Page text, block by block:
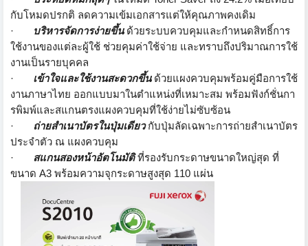
กับโหมดปรกติ ลดความเข้มเอกสารแต่ให้คุณภาพคงเดิม
·
บริหารจัดการง่ายขึ้น ด้วยระบบควบคุมและกำหนดสิทธิ์การ
ใช้งานของแต่ละผู้ใช้ ช่วยคุมค่าใช้จ่าย และทราบถึงปริมาณการใช้
งานเป็นรายบุคคล
· เข้าใจและใช้งานสะดวกขึ้นด้วยแผงควบคุมพร้อมคู่มือการใช้
งานภาษาไทย ออกแบบมาในตำแหน่งที่เหมาะสม พร้อมฟังก์ชั่นกา
รพิมพ์และสแกนตรงแผงควบคุมที่ใช้ง่ายไม่ซับซ้อน
· ถ่ายสำเนาบัตรในปุ่มเดียวกับปุ่มลัดเฉพาะการถ่ายสำเนาบัตร
ประจำตัว ณ แผงควบคุม
· สแกนสองหน้าอัตโนมัติที่รองรับกระดาษขนาดใหญ่สุด ที่
ขนาด A3 พร้อมความจุกระดาษสูงสุด 110 แผ่น